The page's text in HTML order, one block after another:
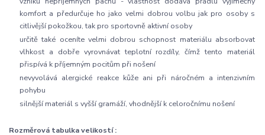
komfort a předurčuje ho jako velmi dobrou volbu jak pro osoby s
citlivější pokožkou, tak pro sportovně aktivní osoby
určitě také oceníte velmi dobrou schopnost materiálu absorbovat
vlhkost a dobře vyrovnávat teplotní rozdíly, čímž tento materiál
přispívá k příjemným pocitům při nošení
nevyvolává alergické reakce kůže ani při náročném a intenzivním
pohybu
silnější materiál s vyšší gramáží, vhodnější k celoročnímu nošení
Rozměrová tabulka velikostí :